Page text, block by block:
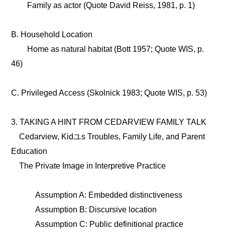
Family as actor (Quote David Reiss, 1981, p. 1)
B. Household Location
Home as natural habitat (Bott 1957; Quote WIS, p.
46)
C. Privileged Access (Skolnick 1983; Quote WIS, p. 53)
3. TAKING A HINT FROM CEDARVIEW FAMILY TALK
Cedarview, Kidユs Troubles, Family Life, and Parent
Education
The Private Image in Interpretive Practice
Assumption A: Embedded distinctiveness
Assumption B: Discursive location
Assumption C: Public definitional practice